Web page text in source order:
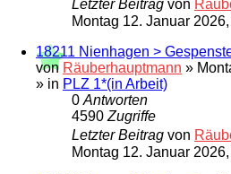
Letzter Beitrag von
Montag 12. Januar
18211 Nienhagen >
von Räuberhauptmann »
» in PLZ 1*(in Arbeit)
0 Antworten
4590 Zugriffe
Letzter Beitrag von
Montag 12. Januar